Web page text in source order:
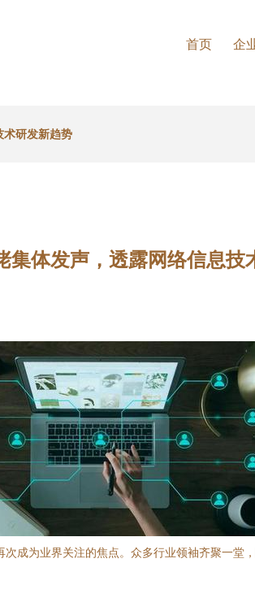
首页 企
术研发新趋势
集体发声，透露网络信息技
成为业界关注的焦点。众多行业领袖齐聚一